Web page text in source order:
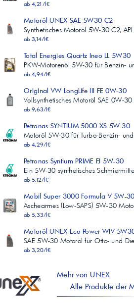
ab 4,21/l€
Motoröl UNEX SAE 5W30 C2
Synthetisches Motoröl 5W-30 C2,
ab 3,14/l€
Total Energies Quartz Ineo LL 5W30
PKW-Motorenöl 5W-30 für Benzin-
ab 4,94/l€
Original VW LongLife III FE 0W-30
Vollsynthetisches Motoröl SAE 0W-
ab 9,63/l€
Petronas SYNTIUM 5000 XS 5W-30
Motoröl 5W-30 für Turbo-Benzin-
ab 4,29/l€
Petronas Syntium PRIME FJ 5W-30
Ein 5W-30 synthetisches
ab 5,12/l€
Mobil Super 3000 Formula V 5W-30
Aschearmes (Low‑SAPS) 5W‑30
ab 5,33/l€
Motoröl UNEX Eco Power WIV
SAE 5W-30 Motoröl für Otto- und
ab 3,20/l€
Mehr von UNEX
Alle Produkte der